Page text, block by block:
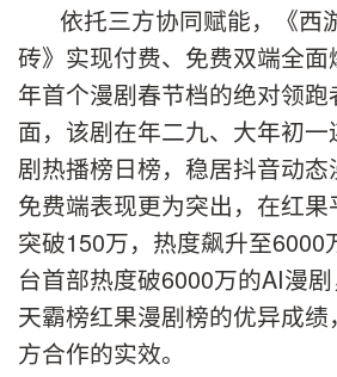
依托三方协同赋能，《西
砖》实现付费、免费双端全
年首个漫剧春节档的绝对领
面，该剧在年二九、大年初
剧热播榜日榜，稳居抖音动态
免费端表现更为突出，在红
突破150万，热度飙升至6000
台首部热度破6000万的AI漫
天霸榜红果漫剧榜的优异成
方合作的实效。